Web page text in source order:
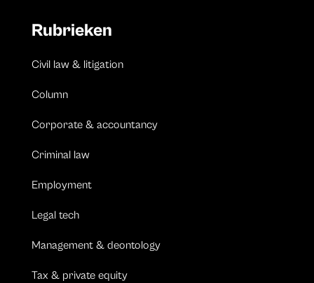
Rubrieken
Civil law & litigation
Column
Corporate & accountancy
Criminal law
Employment
Legal tech
Management & deontology
Tax & private equity